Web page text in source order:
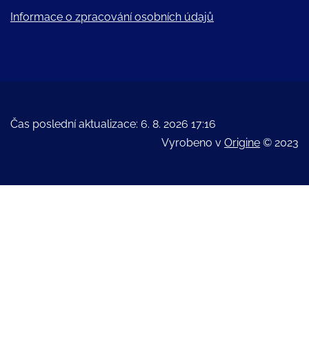
Informace o zpracování osobních údajů
Čas poslední aktualizace: 6. 8. 2026 17:16
Vyrobeno v Origine © 2023